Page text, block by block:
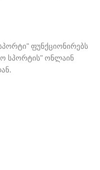
ფუნქციონირებს
სპორტის" ონლაინ